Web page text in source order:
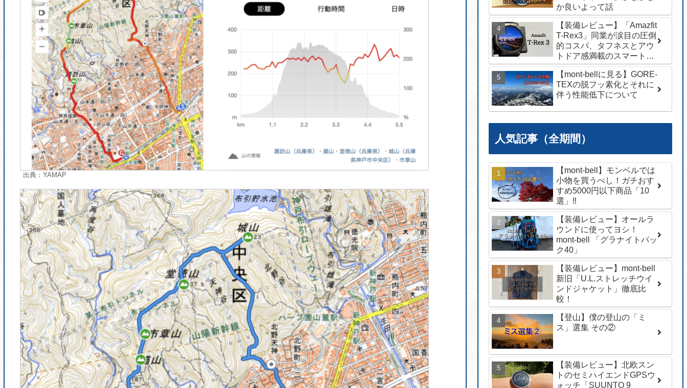
出典：YAMAP
か良いよって話
【装備レビュー】「Amazfit
T-Rex3」同業が涙目の圧倒
的コスパ、タフネスとアウ
トドア感満載のスマートウ
ォッチ
【mont-bellに見る】GORE-
TEXの脱フッ素化とそれに
伴う性能低下について
人気記事（全期間）
【mont-bell】モンベルでは
小物を買うべし！ガチおす
すめ5000円以下商品「10
選」‼︎
【装備レビュー】オールラ
ウンドに使ってヨシ！
mont-bell 「グラナイトパッ
ク40」
【装備レビュー】mont-bell
新旧「U.L.ストレッチウイ
ンドジャケット」徹底比
較！
【登山】僕の登山の「ミ
ス」選集 その②
【装備レビュー】北欧スン
トのセミハイエンドGPSウ
ォッチ「SUUNTO 9